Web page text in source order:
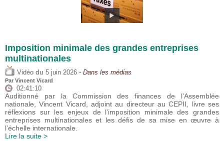
Imposition minimale des grandes entreprises
multinationales
Vidéo du 5 juin 2026 - Dans les médias
Par Vincent Vicard
02:41:10
Auditionné par la Commission des finances de l’Assemblée
nationale, Vincent Vicard, adjoint au directeur au CEPII, livre ses
réflexions sur les enjeux de l’imposition minimale des grandes
entreprises multinationales et les défis de sa mise en œuvre à
l’échelle internationale.
Lire la suite >